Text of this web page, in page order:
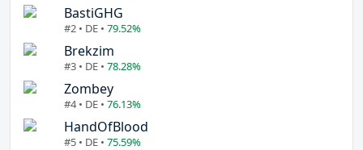
BastiGHG
#2 • DE • 79.52%
Brekzim
#3 • DE • 78.28%
Zombey
#4 • DE • 76.13%
HandOfBlood
#5 • DE • 75.59%